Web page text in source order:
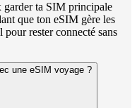
ta SIM principale
que ton eSIM gère les
rester connecté sans
une eSIM voyage ?